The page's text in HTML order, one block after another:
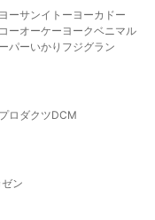
ーサンイトーヨーカドー
ーオーケー ヨークベニマル
パーいかり フジグラン
ロダクツDCM
ン